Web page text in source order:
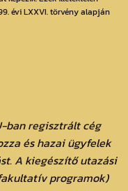
évi LXXVI. törvény alapján
ban regisztrált cég
és hazai ügyfelek
A kiegészítő utazási
programok)